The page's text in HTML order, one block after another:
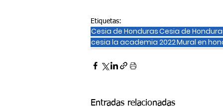
Etiquetas:
Cesia de HondurasCesia de
cesia la academia 2022Mural en
Entradas relacionadas